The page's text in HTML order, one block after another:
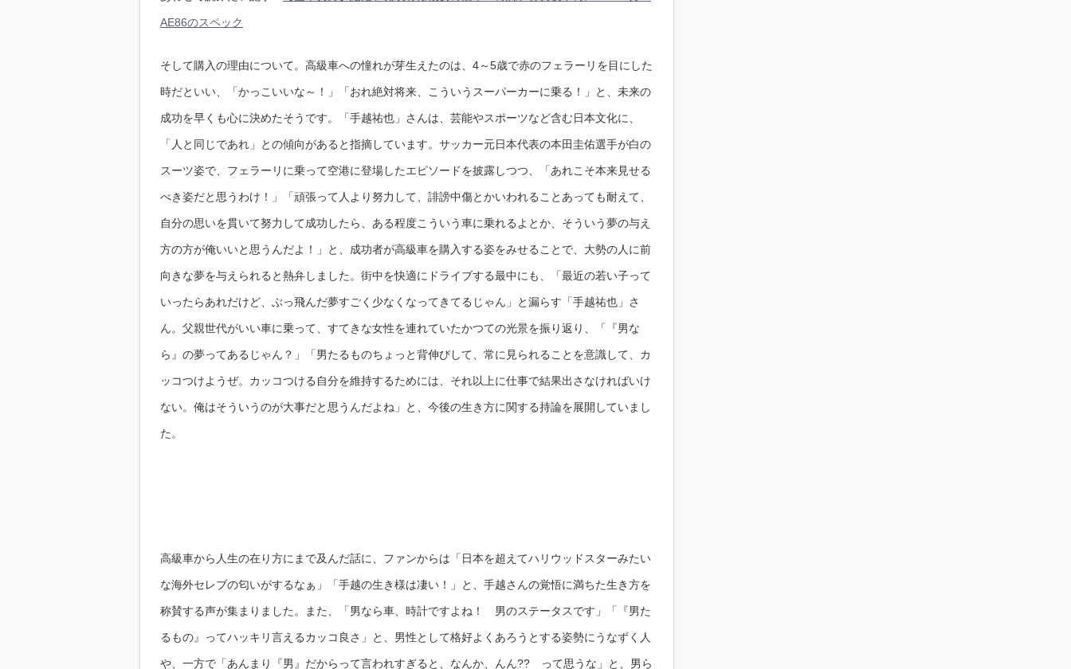
AE86のスペック
そして購入の理由について。高級車への憧れが芽生えたのは、4～5歳で赤のフェラーリを目にした
時だといい、「かっこいいな～！」「おれ絶対将来、こういうスーパーカーに乗る！」と、未来の
成功を早くも心に決めたそうです。「手越祐也」さんは、芸能やスポーツなど含む日本文化に、
「人と同じであれ」との傾向があると指摘しています。サッカー元日本代表の本田圭佑選手が白の
スーツ姿で、フェラーリに乗って空港に登場したエピソードを披露しつつ、「あれこそ本来見せる
べき姿だと思うわけ！」「頑張って人より努力して、誹謗中傷とかいわれることあっても耐えて、
自分の思いを貫いて努力して成功したら、ある程度こういう車に乗れるよとか、そういう夢の与え
方の方が俺いいと思うんだよ！」と、成功者が高級車を購入する姿をみせることで、大勢の人に前
向きな夢を与えられると熱弁しました。街中を快適にドライブする最中にも、「最近の若い子って
いったらあれだけど、ぶっ飛んだ夢すごく少なくなってきてるじゃん」と漏らす「手越祐也」さ
ん。父親世代がいい車に乗って、すてきな女性を連れていたかつての光景を振り返り、「『男な
ら』の夢ってあるじゃん？」「男たるものちょっと背伸びして、常に見られることを意識して、カ
ッコつけようぜ。カッコつける自分を維持するためには、それ以上に仕事で結果出さなければいけ
ない。俺はそういうのが大事だと思うんだよね」と、今後の生き方に関する持論を展開していまし
た。
高級車から人生の在り方にまで及んだ話に、ファンからは「日本を超えてハリウッドスターみたい
な海外セレブの匂いがするなぁ」「手越の生き様は凄い！」と、手越さんの覚悟に満ちた生き方を
称賛する声が集まりました。また、「男なら車、時計ですよね！ 男のステータスです」「『男た
るもの』ってハッキリ言えるカッコ良さ」と、男性として格好よくあろうとする姿勢にうなずく人
や、一方で「あんまり『男』だからって言われすぎると、なんか、んん?? って思うな」と、男ら